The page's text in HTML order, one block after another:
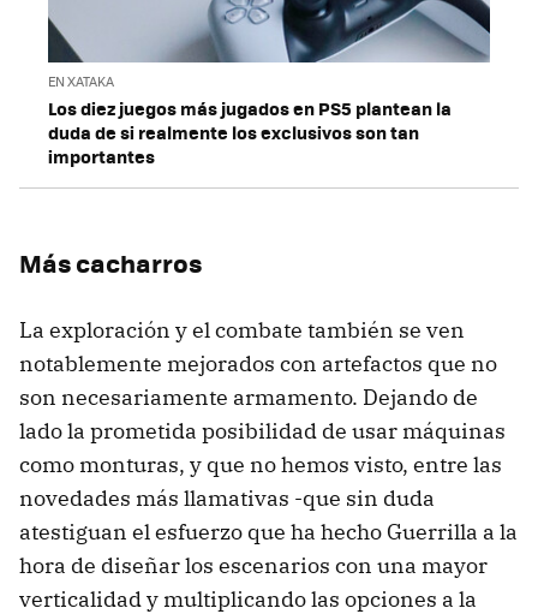
EN XATAKA
Los diez juegos más jugados en PS5 plantean la
duda de si realmente los exclusivos son tan
importantes
Más cacharros
La exploración y el combate también se ven
notablemente mejorados con artefactos que no
son necesariamente armamento. Dejando de
lado la prometida posibilidad de usar máquinas
como monturas, y que no hemos visto, entre las
novedades más llamativas -que sin duda
atestiguan el esfuerzo que ha hecho Guerrilla a la
hora de diseñar los escenarios con una mayor
verticalidad y multiplicando las opciones a la